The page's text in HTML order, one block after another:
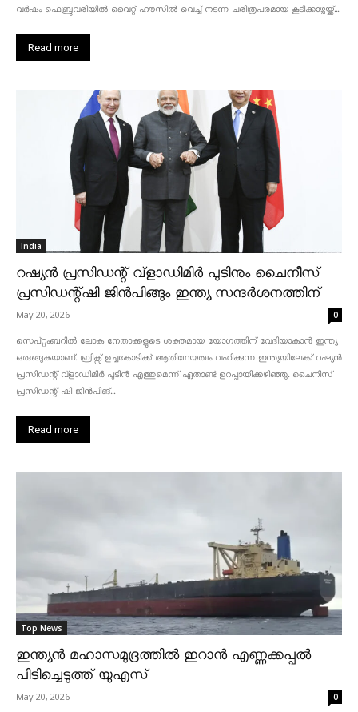
വർഷം ഫെബ്രുവരിയിൽ വൈറ്റ് ഹൗസിൽ വെച്ച് നടന്ന ചരിത്രപരമായ കൂടിക്കാഴ്ചയ്ക്ക്...
Read more
India
റഷ്യൻ പ്രസിഡന്റ് വ്‌ളാഡിമിർ പുടിനും ചൈനീസ്
പ്രസിഡന്റ്ഷി ജിൻപിങ്ങും ഇന്ത്യ സന്ദർശനത്തിന്
May 20, 2026 0
സെപ്റ്റംബറിൽ ലോക നേതാക്കളുടെ ശക്തമായ യോഗത്തിന് വേദിയാകാൻ ഇന്ത്യ
ഒരുങ്ങുകയാണ്. ബ്രിക്സ് ഉച്ചകോടിക്ക് ആതിഥേയത്വം വഹിക്കുന്ന ഇന്ത്യയിലേക്ക് റഷ്യൻ
പ്രസിഡന്റ് വ്‌ളാഡിമിർ പുടിൻ എത്തുമെന്ന് ഏതാണ്ട് ഉറപ്പായിക്കഴിഞ്ഞു. ചൈനീസ്
പ്രസിഡന്റ് ഷി ജിൻപിങ്...
Read more
Top News
ഇന്ത്യൻ മഹാസമുദ്രത്തിൽ ഇറാൻ എണ്ണക്കപ്പൽ
പിടിച്ചെടുത്ത് യുഎസ്
May 20, 2026 0